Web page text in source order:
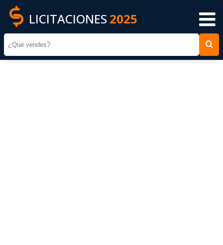
LICITACIONES 2025